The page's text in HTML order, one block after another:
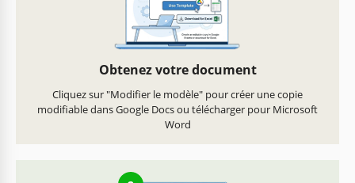
Obtenez votre document
Cliquez sur "Modifier le modèle" pour créer une copie
modifiable dans Google Docs ou télécharger pour Microsoft
Word